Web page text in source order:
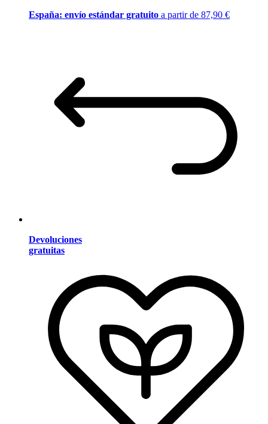
España: envío estándar gratuito a partir de 87,90 €
Devoluciones
gratuitas